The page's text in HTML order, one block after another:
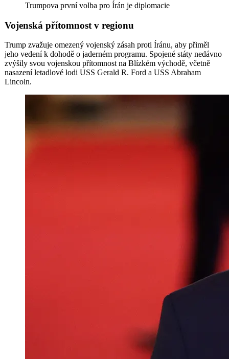
Trumpova první volba pro Írán je diplomacie
Vojenská přítomnost v regionu
Trump zvažuje omezený vojenský zásah proti Íránu, aby přiměl
jeho vedení k dohodě o jaderném programu. Spojené státy nedávno
zvýšily svou vojenskou přítomnost na Blízkém východě, včetně
nasazení letadlové lodi USS Gerald R. Ford a USS Abraham
Lincoln.